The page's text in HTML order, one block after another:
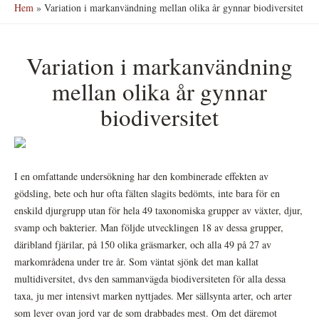
Hem » Variation i markanvändning mellan olika år gynnar biodiversitet
Variation i markanvändning
mellan olika år gynnar
biodiversitet
I en omfattande undersökning har den kombinerade effekten av
gödsling, bete och hur ofta fälten slagits bedömts, inte bara för en
enskild djurgrupp utan för hela 49 taxonomiska grupper av växter, djur,
svamp och bakterier. Man följde utvecklingen 18 av dessa grupper,
däribland fjärilar, på 150 olika gräsmarker, och alla 49 på 27 av
markområdena under tre år. Som väntat sjönk det man kallat
multidiversitet, dvs den sammanvägda biodiversiteten för alla dessa
taxa, ju mer intensivt marken nyttjades. Mer sällsynta arter, och arter
som lever ovan jord var de som drabbades mest. Om det däremot